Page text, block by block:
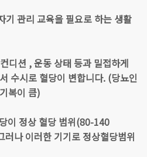
기 관리 교육을 필요로 하는 생활
디션 , 운동 상태 등과 밀접하게
수시로 혈당이 변합니다. (당뇨인
복이 큼)
이 정상 혈당 범위(80-140
나 이러한 기기로 정상혈당범위